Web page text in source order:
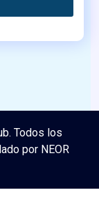
Todos los
por NEOR